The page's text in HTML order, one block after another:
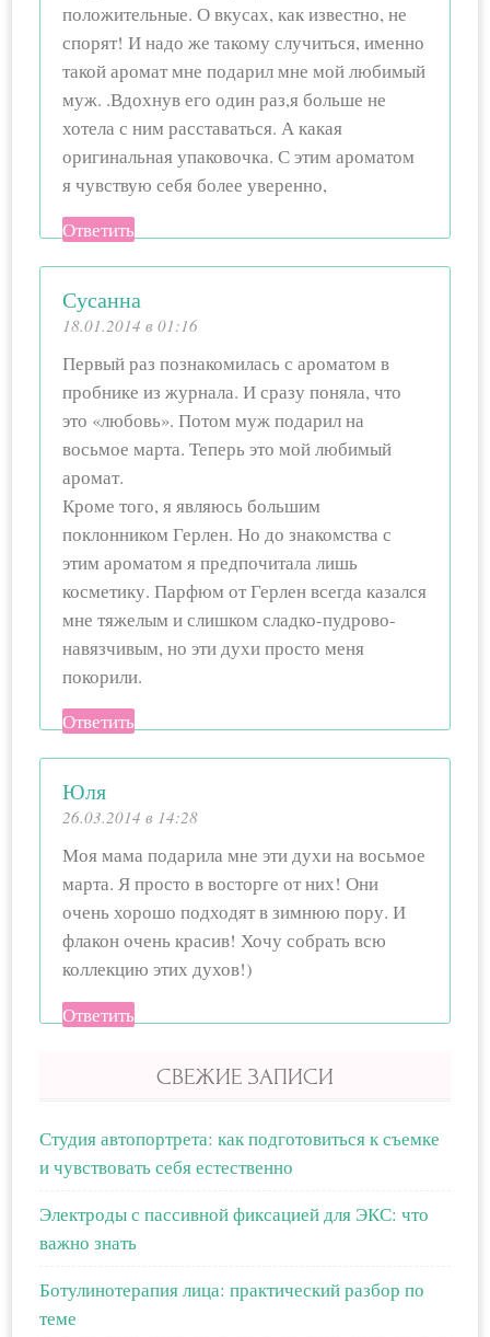
положительные. О вкусах, как известно, не
спорят! И надо же такому случиться, именно
такой аромат мне подарил мне мой любимый
муж. .Вдохнув его один раз,я больше не
хотела с ним расставаться. А какая
оригинальная упаковочка. С этим ароматом
я чувствую себя более уверенно,
Ответить
Сусанна
18.01.2014 в 01:16
Первый раз познакомилась с ароматом в
пробнике из журнала. И сразу поняла, что
это «любовь». Потом муж подарил на
восьмое марта. Теперь это мой любимый
аромат.
Кроме того, я являюсь большим
поклонником Герлен. Но до знакомства с
этим ароматом я предпочитала лишь
косметику. Парфюм от Герлен всегда казался
мне тяжелым и слишком сладко-пудрово-
навязчивым, но эти духи просто меня
покорили.
Ответить
Юля
26.03.2014 в 14:28
Моя мама подарила мне эти духи на восьмое
марта. Я просто в восторге от них! Они
очень хорошо подходят в зимнюю пору. И
флакон очень красив! Хочу собрать всю
коллекцию этих духов!)
Ответить
СВЕЖИЕ ЗАПИСИ
Студия автопортрета: как подготовиться к съемке
и чувствовать себя естественно
Электроды с пассивной фиксацией для ЭКС: что
важно знать
Ботулинотерапия лица: практический разбор по
теме